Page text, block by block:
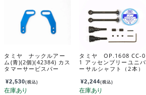
タミヤ ナックルアー
ム(青)(2個)(42384) カス
タマーサービスパー
¥2,530(税込)
タミヤ OP.1608 CC-0
1 アッセンブリーユニバ
ーサルシャフト（2本）
¥2,244(税込)